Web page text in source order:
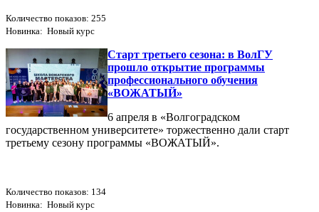
Количество показов: 255
Новинка: Новый курс
Старт третьего сезона: в ВолГУ
прошло открытие программы
профессионального обучения
«ВОЖАТЫЙ»
6 апреля в «Волгоградском
государственном университете» торжественно дали старт
третьему сезону программы «ВОЖАТЫЙ».
Количество показов: 134
Новинка: Новый курс